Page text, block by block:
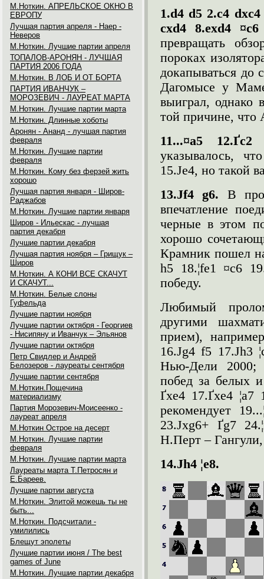
М.Ноткин. АПРЕЛЬСКОЕ ОКНО В
ЕВРОПУ
Лучшая партия апреля - Наер -
Неверов
М.Ноткин. Лучшие партии апреля
ТОПАЛОВ-АРОНЯН - ЛУЧШАЯ
ПАРТИЯ 2006 ГОДА
М.Ноткин. В ЛОБ И ОТ БОРТА
ПАРТИЯ ИВАНЧУК –
МОРОЗЕВИЧ - ЛАУРЕАТ МАРТА
М.Ноткин. Лучшие партии марта
М.Ноткин. Длинные хоботы
Аронян - Ананд - лучшая партия
февраля
М.Ноткин. Лучшие партии
февраля
М.Ноткин. Кому без ферзей жить
хорошо
Лучшая партия января - Широв-
Раджабов
М.Ноткин. Лучшие партии января
Широв - Ильескас - лучшая
партия декабря
Лучшие партии декабря
Лучшая партия ноября – Грищук –
Широв
М.Ноткин. А КОНИ ВСЕ СКАЧУТ
И СКАЧУТ...
М.Ноткин. Белые слоны
Гуфельда
Лучшие партии ноября
Лучшие партии октября - Георгиев
- Нисипяну и Иванчук – Эльянов
Лучшие партии октября
Петр Свидлер и Андрей
Белозеров - лауреаты сентября
Лучшие партии сентября
М.Ноткин.Пощечина
материализму
Партия Морозевич-Моисеенко -
лауреат апреля
М.Ноткин Острое на десерт
М.Ноткин. Лучшие партии
февраля
М.Ноткин. Лучшие партии марта
Лауреаты марта Т.Петросян и
Е.Бареев.
Лучшие партии августа
М.Ноткин. Элитой можешь ты не
быть...
М.Ноткин. Подсчитали -
умилились
Блещут эполеты
Лучшие партии июня / The best
games of June
М.Ноткин. Лучшие партии декабря
1.d4 d5 2.c4 dxc4
cxd4 8.exd4 ¤c6
превращать
пороках
докапываться до
Дагомысе у
выиграл, однако
той причине, что
11...¤a5
указывалось,
15.Јe4, но такой
13.Јf4g6. В
впечатление
черные в этом
хорошо
Крамник пошел
h5 18.¦fe1 ¤c6
победу.
Любимый
другими
прием),
16.Јg4 f5 17.Јh3
Нью-Дели 2000;
побед за белых
Ґxe4 17.Ґxe4 ¦a7
рекомендует
23.Јxg6+ Ґg7
Н.Перт –
14.Јh4 ¦e8.